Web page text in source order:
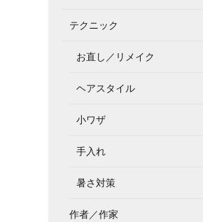
テクニック
お直し／リメイク
ヘアスタイル
小ワザ
手入れ
暑さ対策
作者／作家